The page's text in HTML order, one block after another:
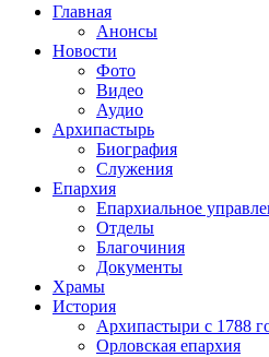
Главная
Анонсы
Новости
Фото
Видео
Аудио
Архипастырь
Биография
Служения
Епархия
Епархиальное
Отделы
Благочиния
Документы
Храмы
История
Архипастыри с 1788
Орловская епархия